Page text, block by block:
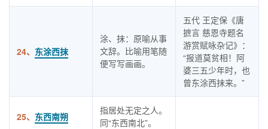
24、 东涂西抹
涂、抹：原喻从事
文辞。比喻用笔随
便写写画画。
五代 王定保《唐
摭言 慈恩寺题名
游赏赋咏杂记》：
“报道莫贫相！阿
婆三五少年时，也
曾东涂西抹来。”
25、 东西南朔
指居处无定之人。
同“东西南北”。